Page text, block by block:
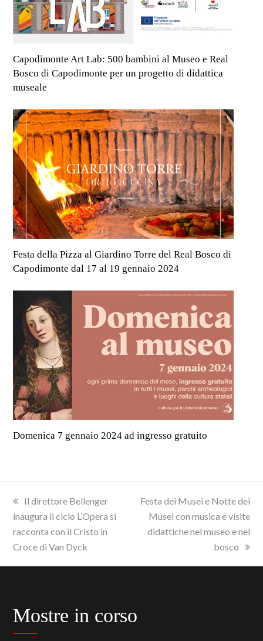
Capodimonte Art Lab: 500 bambini al Museo e Real
Bosco di Capodimonte per un progetto di didattica
museale
Festa della Pizza al Giardino Torre del Real Bosco di
Capodimonte dal 17 al 19 gennaio 2024
Domenica 7 gennaio 2024 ad ingresso gratuito
previous
post:
Il direttore Bellenger
inaugura il ciclo L’Opera si
racconta con il Cristo in
Croce di Van Dyck
next
post:
Festa dei Musei e Notte dei
Musei con musica e visite
didattiche nel museo e nel
bosco
Mostre in corso